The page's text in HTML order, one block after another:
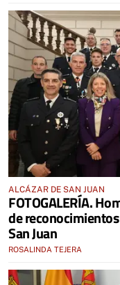
ALCÁZAR DE SAN JUAN
FOTOGALERÍA.
de reconocimientos
San Juan
ROSALINDA TEJERA